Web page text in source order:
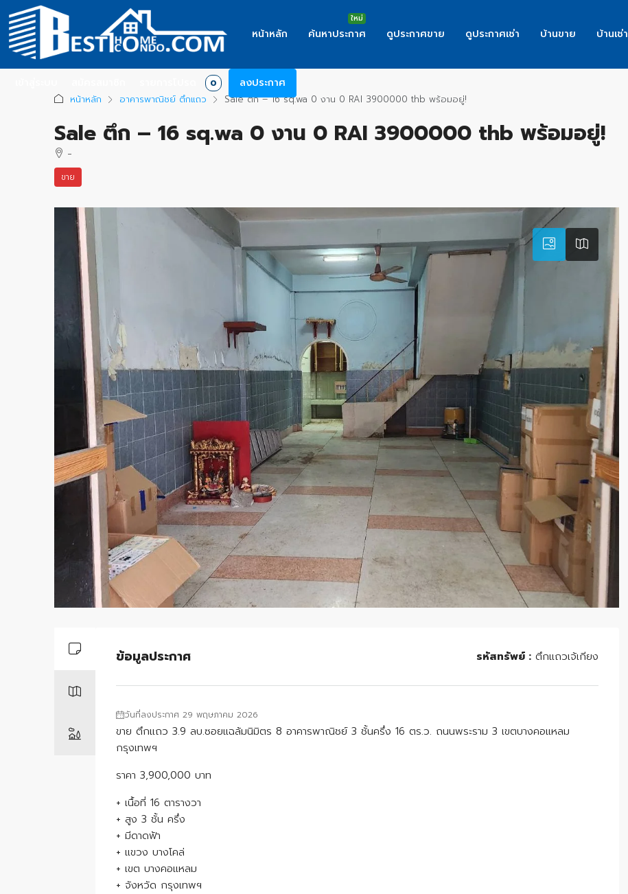
หน้าหลัก ค้นหาประกาศ ดูประกาศขาย ดูประกาศเช่า บ้านขาย บ้านเช่า
0 ลงประกาศ
หน้าหลัก อาคารพาณิชย์ ตึกแถว Sale ตึก – 16 sq.wa 0 งาน 0 RAI 3900000 thb พร้อมอยู่!
Sale ตึก – 16 sq.wa 0 งาน 0 RAI 3900000 thb พร้อมอยู่!
-
ขาย
ข้อมูลประกาศ รหัสทรัพย์ : ตึกแถวเจ้เกียง
วันที่ลงประกาศ 29 พฤษภาคม 2026
ขาย ตึกแถว 3.9 ลบ.ซอยแฉล้มนิมิตร 8 อาคารพาณิชย์ 3 ชั้นครึ่ง 16 ตร.ว. ถนนพระราม 3 เขตบางคอแหลม
กรุงเทพฯ
ราคา 3,900,000 บาท
+ เนื้อที่ 16 ตารางวา
+ สูง 3 ชั้น ครึ่ง
+ มีดาดฟ้า
+ แขวง บางโคล่
+ เขต บางคอแหลม
+ จังหวัด กรุงเทพฯ